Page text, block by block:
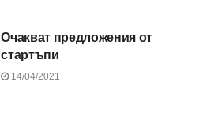
Очакват предложения от
стартъпи
14/04/2021